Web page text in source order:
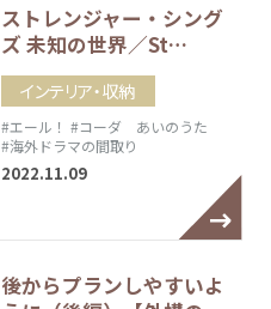
ストレンジャー・シング
ズ 未知の世界／St…
インテリア・収納
#エール！ #コーダ あいのうた
#海外ドラマの間取り
2022.11.09
後からプランしやすいよ